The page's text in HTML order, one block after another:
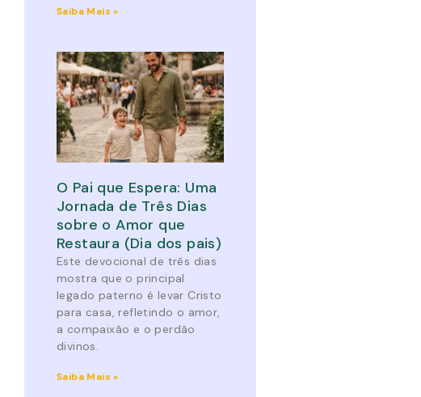
Saiba Mais »
O Pai que Espera: Uma
Jornada de Três Dias
sobre o Amor que
Restaura (Dia dos pais)
Este devocional de três dias
mostra que o principal
legado paterno é levar Cristo
para casa, refletindo o amor,
a compaixão e o perdão
divinos.
Saiba Mais »